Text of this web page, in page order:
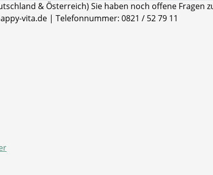
& Österreich) Sie haben noch offene
vita.de | Telefonnummer: 0821 / 52 79 11